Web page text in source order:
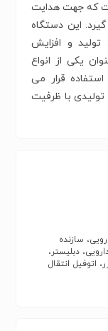
که جهت هدایت
این دستگاه
و افزایش
یکی از انواع
قرار می
تولیدی با ظرفیت
سازنده
دبلیستر،
اتوفیل انتقال